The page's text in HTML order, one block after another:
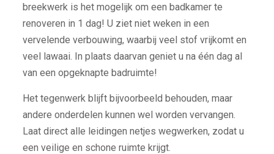
breekwerk is het mogelijk om een badkamer te
renoveren in 1 dag! U ziet niet weken in een
vervelende verbouwing, waarbij veel stof vrijkomt en
veel lawaai. In plaats daarvan geniet u na één dag al
van een opgeknapte badruimte!
Het tegenwerk blijft bijvoorbeeld behouden, maar
andere onderdelen kunnen wel worden vervangen.
Laat direct alle leidingen netjes wegwerken, zodat u
een veilige en schone ruimte krijgt.